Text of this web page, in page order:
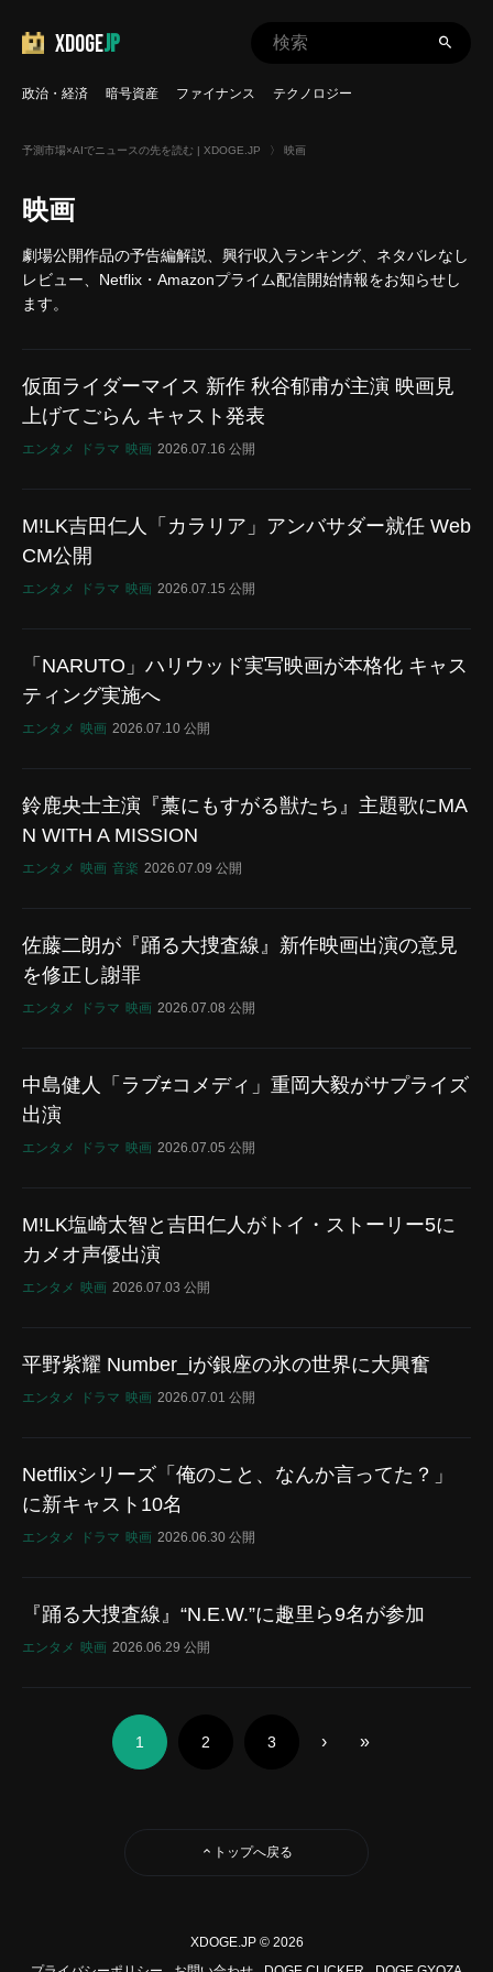
XDOGEJP
政治・経済 暗号資産 ファイナンス テクノロジー
予測市場×AIでニュースの先を読む | XDOGE.JP 〉 映画
映画
劇場公開作品の予告編解説、興行収入ランキング、ネタバレなし
レビュー、Netflix・Amazonプライム配信開始情報をお知らせし
ます。
仮面ライダーマイス 新作 秋谷郁甫が主演 映画見
上げてごらん キャスト発表
エンタメ ドラマ 映画 2026.07.16 公開
M!LK吉田仁人「カラリア」アンバサダー就任 Web
CM公開
エンタメ ドラマ 映画 2026.07.15 公開
「NARUTO」ハリウッド実写映画が本格化 キャス
ティング実施へ
エンタメ 映画 2026.07.10 公開
鈴鹿央士主演『藁にもすがる獣たち』主題歌にMA
N WITH A MISSION
エンタメ 映画 音楽 2026.07.09 公開
佐藤二朗が『踊る大捜査線』新作映画出演の意見
を修正し謝罪
エンタメ ドラマ 映画 2026.07.08 公開
中島健人「ラブ≠コメディ」重岡大毅がサプライズ
出演
エンタメ ドラマ 映画 2026.07.05 公開
M!LK塩崎太智と吉田仁人がトイ・ストーリー5に
カメオ声優出演
エンタメ 映画 2026.07.03 公開
平野紫耀 Number_iが銀座の氷の世界に大興奮
エンタメ ドラマ 映画 2026.07.01 公開
Netflixシリーズ「俺のこと、なんか言ってた？」
に新キャスト10名
エンタメ ドラマ 映画 2026.06.30 公開
『踊る大捜査線』“N.E.W.”に趣里ら9名が参加
エンタメ 映画 2026.06.29 公開
1 2 3 › »
トップへ戻る
XDOGE.JP © 2026